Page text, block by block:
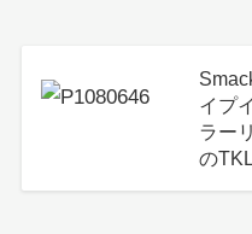
イプ
ラー
の